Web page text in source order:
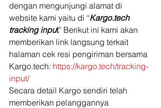
dengan mengunjungi alamat di
website kami yaitu di “Kargo.tech
tracking input” Berikut ini kami akan
memberikan link langsung terkait
halaman cek resi pengiriman bersama
Kargo.tech: https://kargo.tech/tracking-
input/
Secara detail Kargo sendiri telah
memberikan pelanggannya